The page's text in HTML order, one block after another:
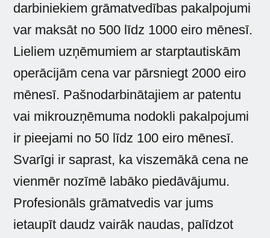
darbiniekiem grāmatvedības pakalpojumi
var maksāt no 500 līdz 1000 eiro mēnesī.
Lieliem uzņēmumiem ar starptautiskām
operācijām cena var pārsniegt 2000 eiro
mēnesī. Pašnodarbinātajiem ar patentu
vai mikrouzņēmuma nodokli pakalpojumi
ir pieejami no 50 līdz 100 eiro mēnesī.
Svarīgi ir saprast, ka viszemākā cena ne
vienmēr nozīmē labāko piedāvājumu.
Profesionāls grāmatvedis var jums
ietaupīt daudz vairāk naudas, palīdzot